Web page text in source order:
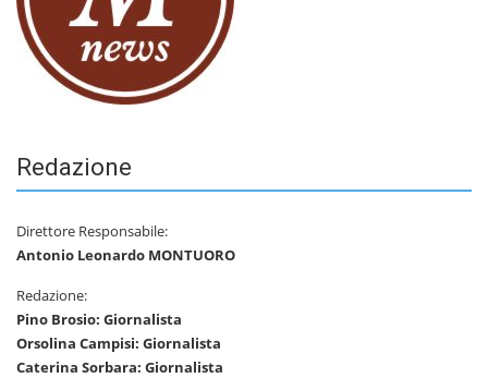
Redazione
Direttore Responsabile:
Antonio Leonardo MONTUORO
Redazione:
Pino Brosio: Giornalista
Orsolina Campisi: Giornalista
Caterina Sorbara: Giornalista